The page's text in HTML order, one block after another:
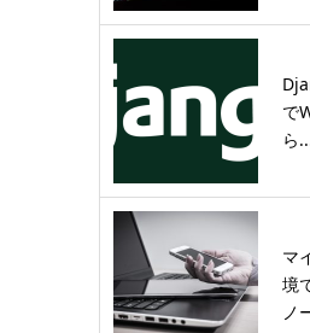
で
ら
マ
境
ノ